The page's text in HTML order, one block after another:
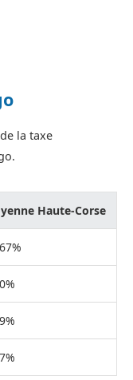
la taxe
Haute-Corse